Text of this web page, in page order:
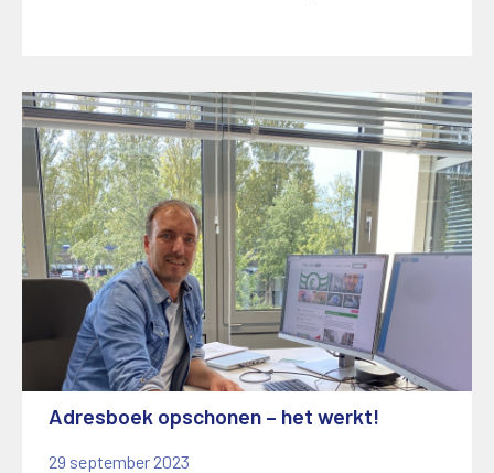
Adresboek opschonen – het werkt!
29 september 2023